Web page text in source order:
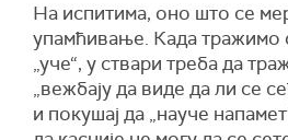
На испитима, оно што се
упамћивање. Када тражимо
„уче“, у ствари треба да
„вежбају да виде да ли се
и покушај да „науче